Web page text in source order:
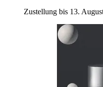
Zustellung bis 13.